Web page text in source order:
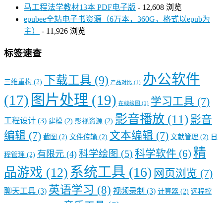
马工程法学教材13本 PDF电子版 - 12,608 浏览
epubee全站电子书资源（6万本，360G，格式以epub为
主）
- 11,926 浏览
标签速查
三维重构 (2) 下载工具 (9) 产品对比 (1) 办公软件
(17) 图片处理 (19) 在线绘图 (1) 学习工具 (7)
工程设计 (3) 建模 (2) 影视资源 (2) 影音播放 (11) 影音
编辑 (7) 截图 (2) 文件传输 (2) 文本编辑 (7) 文献管理 (2) 日
程管理 (2) 有限元 (4) 科学绘图 (5) 科学软件 (6) 精
品游戏 (12) 系统工具 (16) 网页浏览 (7)
聊天工具 (3) 英语学习 (8) 视频录制 (3) 计算器 (2) 远程控